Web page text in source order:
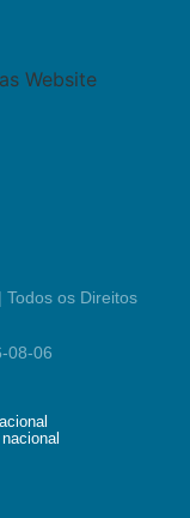
os Direitos
08-06